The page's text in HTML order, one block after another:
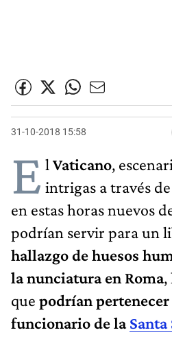
31-10-2018 15:58
E l Vaticano,
intrigas a través
en estas horas nuevos
podrían servir para un
hallazgo de huesos
la nunciatura en Roma,
que podrían
funcionario de laSanta